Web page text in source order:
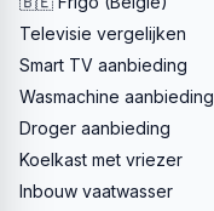
Televisie vergelijken
Smart TV aanbieding
Wasmachine aanbieding
Droger aanbieding
Koelkast met vriezer
Inbouw vaatwasser